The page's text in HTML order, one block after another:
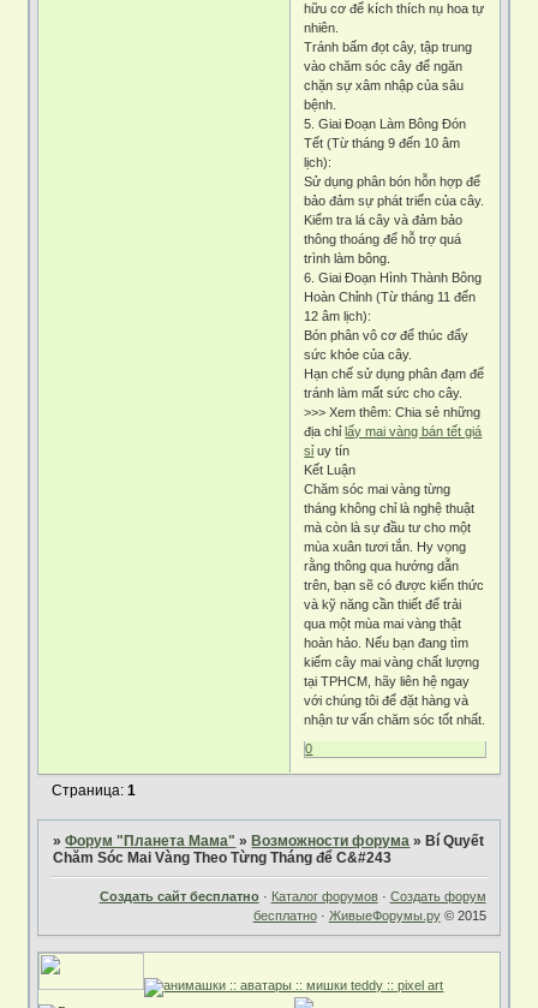
hữu cơ để kích thích nụ hoa tự
nhiên.
Tránh bấm đọt cây, tập trung
vào chăm sóc cây để ngăn
chặn sự xâm nhập của sâu
bệnh.
5. Giai Đoạn Làm Bông Đón
Tết (Từ tháng 9 đến 10 âm
lịch):
Sử dụng phân bón hỗn hợp để
bảo đảm sự phát triển của cây.
Kiểm tra lá cây và đảm bảo
thông thoáng để hỗ trợ quá
trình làm bông.
6. Giai Đoạn Hình Thành Bông
Hoàn Chỉnh (Từ tháng 11 đến
12 âm lịch):
Bón phân vô cơ để thúc đẩy
sức khỏe của cây.
Hạn chế sử dụng phân đạm để
tránh làm mất sức cho cây.
>>> Xem thêm: Chia sẻ những
địa chỉlấy mai vàng bán tết giá
sỉuy tín
Kết Luận
Chăm sóc mai vàng từng
tháng không chỉ là nghệ thuật
mà còn là sự đầu tư cho một
mùa xuân tươi tắn. Hy vọng
rằng thông qua hướng dẫn
trên, bạn sẽ có được kiến thức
và kỹ năng cần thiết để trải
qua một mùa mai vàng thật
hoàn hảo. Nếu bạn đang tìm
kiếm cây mai vàng chất lượng
tại TPHCM, hãy liên hệ ngay
với chúng tôi để đặt hàng và
nhận tư vấn chăm sóc tốt nhất.
0
Страница:1
»Форум "Планета Мама" » Возможности форума » Bí Quyết
Chăm Sóc Mai Vàng Theo Từng Tháng để C&#243
Создать сайт бесплатно· Каталог форумов· Создать форум
бесплатно· ЖивыеФорумы.ру© 2015